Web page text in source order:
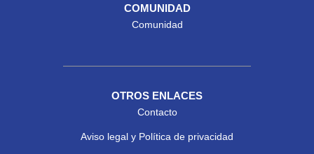
COMUNIDAD
Comunidad
OTROS ENLACES
Contacto
Aviso legal y Política de privacidad